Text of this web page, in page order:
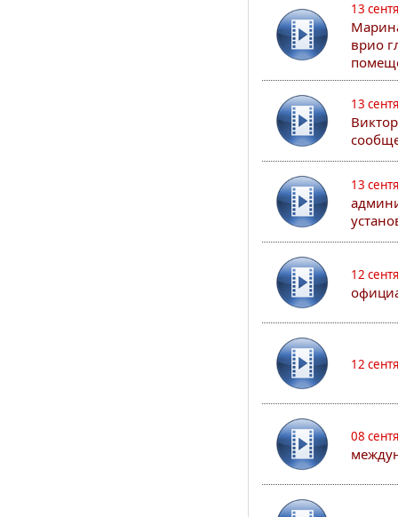
13
врио
13
13
12
12
08